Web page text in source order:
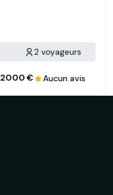
2 voyageurs
2000 € Aucun avis